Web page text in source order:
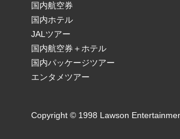
国内航空券
国内ホテル
JALツアー
国内航空券＋ホテル
国内パッケージツアー
エンタメツアー
Copyright © 1998 Lawson